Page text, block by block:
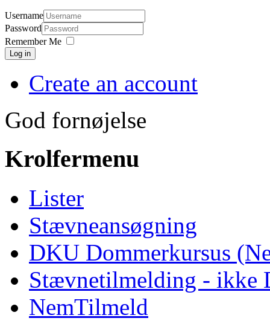
Username
Password
Remember Me
Log in
Create an account
God fornøjelse
Krolfermenu
Lister
Stævneansøgning
DKU Dommerkursus
Stævnetilmelding - ikke
NemTilmeld